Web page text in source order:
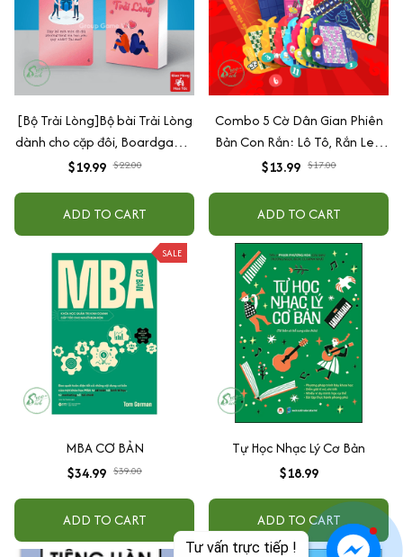
Tư vấn trực tiếp !
[Bộ Trải Lòng]Bộ bài Trải Lòng
dành cho cặp đôi, Boardgame
dành cho cặp đôi đang yêu
$19.99 $22.00
ADD TO CART
Combo 5 Cờ Dân Gian Phiên
Bản Con Rắn: Lô Tô, Rắn Leo
Cầu Cá Tra, Cờ Chiếu Yêu, Cờ
$13.99 $17.00
ADD TO CART
SALE
MBA CƠ BẢN
$34.99 $39.00
ADD TO CART
Tự Học Nhạc Lý Cơ Bản
$18.99
ADD TO CART